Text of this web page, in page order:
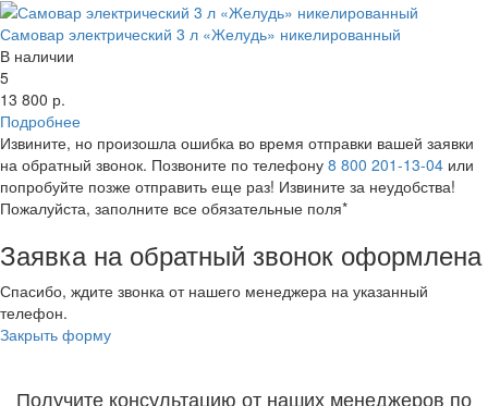
Самовар электрический 3 л «Желудь» никелированный
В наличии
5
13 800 р.
Подробнее
Извините, но произошла ошибка во время отправки вашей заявки
на обратный звонок. Позвоните по телефону 8 800 201-13-04 или
попробуйте позже отправить еще раз! Извините за неудобства!
Пожалуйста, заполните все обязательные поля*
Заявка на обратный звонок оформлена
Спасибо, ждите звонка от нашего менеджера на указанный
телефон.
Закрыть форму
Получите консультацию от наших менеджеров по